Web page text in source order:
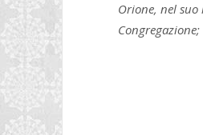
Orione, nel